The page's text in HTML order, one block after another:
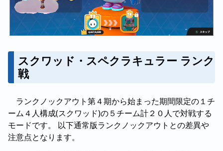
スクワッド・スペクラキュラー ランク
戦
ランクノックアウト第４期から始まった期間限定の１チ
ーム４人構成(スクワッド)の５チーム計２０人で対戦する
モードです。 以下通常版ランクノックアウトとの差異や
注意点となります。